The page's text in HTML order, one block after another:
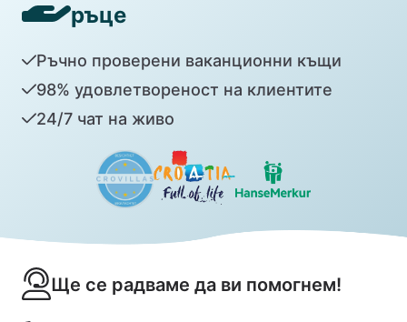
ръце
Ръчно проверени ваканционни къщи
98% удовлетвореност на клиентите
24/7 чат на живо
Ще се радваме да ви помогнем!